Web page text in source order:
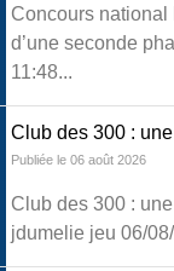
Concours national
d’une seconde
11:48...
Club des 300 :
Publiée le 06 août 2026
Club des 300 :
jdumelie jeu 06/